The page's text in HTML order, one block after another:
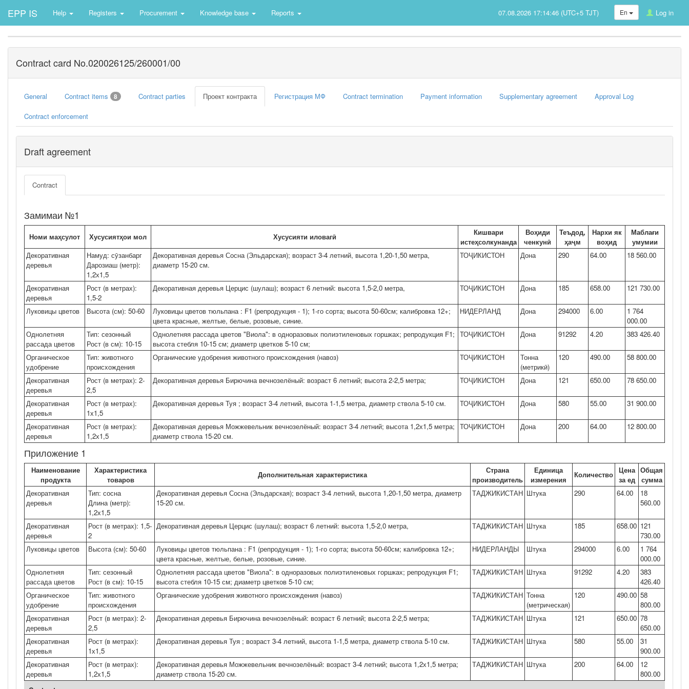
EPP IS Help Registers Procurement Knowledge base Reports En Log in
07.08.2026 17:14:46 (UTC+5 TJT)
Contract card No.020026125/260001/00
General Contract items 8 Contract parties Проект контракта Регистрация МФ Contract termination Payment information Supplementary agreement Approval Log
Contract enforcement
Draft agreement
Contract
Замимаи №1
Номи маҳсулот Хусусиятҳои мол Хусусияти иловагӣ
Кишвари
истеҳсолкунанда
Воҳиди
ченкунӣ
Теъдод,
ҳаҷм
Нархи як
воҳид
Маблағи
умумии
Декоративная
деревья
Намуд: сӯзанбарг
Дарозиаш (метр):
1,2х1,5
Декоративная деревья Сосна (Эльдарская); возраст 3-4 летний, высота 1,20-1,50 метра,
диаметр 15-20 см.
ТОҶИКИСТОН Дона 290 64.00 18 560.00
Декоративная
деревья
Рост (в метрах):
1,5-2
Декоративная деревья Церцис (шулаш); возраст 6 летний: высота 1,5-2,0 метра, ТОҶИКИСТОН Дона 185 658.00 121 730.00
Луковицы цветов Высота (см): 50-60
Луковицы цветов тюльпана : F1 (репродукция - 1); 1-го сорта; высота 50-60см; калибровка 12+;
цвета красные, желтые, белые, розовые, синие.
НИДЕРЛАНД Дона 294000 6.00
1 764
000.00
Однолетняя
рассада цветов
Тип: сезонный
Рост (в см): 10-15
Однолетняя рассада цветов "Виола": в одноразовых полиэтиленовых горшках; репродукция F1;
высота стебля 10-15 см; диаметр цветков 5-10 см;
ТОҶИКИСТОН Дона 91292 4.20 383 426.40
Органическое
удобрение
Тип: животного
происхождения
Органические удобрения животного происхождения (навоз) ТОҶИКИСТОН
Тонна
(метрикӣ)
120 490.00 58 800.00
Декоративная
деревья
Рост (в метрах): 2-
2,5
Декоративная деревья Бирючина вечнозелёный: возраст 6 летний; высота 2-2,5 метра; ТОҶИКИСТОН Дона 121 650.00 78 650.00
Декоративная
деревья
Рост (в метрах):
1х1,5
Декоративная деревья Туя ; возраст 3-4 летний, высота 1-1,5 метра, диаметр ствола 5-10 см. ТОҶИКИСТОН Дона 580 55.00 31 900.00
Декоративная
деревья
Рост (в метрах):
1,2х1,5
Декоративная деревья Можжевельник вечнозелёный: возраст 3-4 летний; высота 1,2х1,5 метра;
диаметр ствола 15-20 см.
ТОҶИКИСТОН Дона 200 64.00 12 800.00
Приложение 1
Наименование
продукта
Характеристика
товаров
Дополнительная характеристика
Страна
производитель
Единица
измерения
Количество Цена
за ед
Общая
сумма
Декоративная
деревья
Тип: сосна
Длина (метр):
1,2х1,5
Декоративная деревья Сосна (Эльдарская); возраст 3-4 летний, высота 1,20-1,50 метра, диаметр
15-20 см.
ТАДЖИКИСТАН Штука 290 64.00
18
560.00
Декоративная
деревья
Рост (в метрах): 1,5-
2
Декоративная деревья Церцис (шулаш); возраст 6 летний: высота 1,5-2,0 метра, ТАДЖИКИСТАН Штука 185 658.00 121
730.00
Луковицы цветов
Высота (см): 50-60
Луковицы цветов тюльпана : F1 (репродукция - 1); 1-го сорта; высота 50-60см; калибровка 12+;
цвета красные, желтые, белые, розовые, синие.
НИДЕРЛАНДЫ Штука 294000 6.00
1 764
000.00
Однолетняя
рассада цветов
Тип: сезонный
Рост (в см): 10-15
Однолетняя рассада цветов "Виола": в одноразовых полиэтиленовых горшках; репродукция F1;
высота стебля 10-15 см; диаметр цветков 5-10 см;
ТАДЖИКИСТАН Штука 91292 4.20
383
426.40
Органическое
удобрение
Тип: животного
происхождения
Органические удобрения животного происхождения (навоз) ТАДЖИКИСТАН Тонна
(метрическая)
120 490.00 58
800.00
Декоративная
деревья
Рост (в метрах): 2-
2,5
Декоративная деревья Бирючина вечнозелёный: возраст 6 летний; высота 2-2,5 метра; ТАДЖИКИСТАН Штука 121 650.00 78
650.00
Декоративная
деревья
Рост (в метрах):
1х1,5
Декоративная деревья Туя ; возраст 3-4 летний, высота 1-1,5 метра, диаметр ствола 5-10 см. ТАДЖИКИСТАН Штука 580 55.00
31
900.00
Декоративная
деревья
Рост (в метрах):
1,2х1,5
Декоративная деревья Можжевельник вечнозелёный: возраст 3-4 летний; высота 1,2х1,5 метра;
диаметр ствола 15-20 см.
ТАДЖИКИСТАН Штука 200 64.00
12
800.00